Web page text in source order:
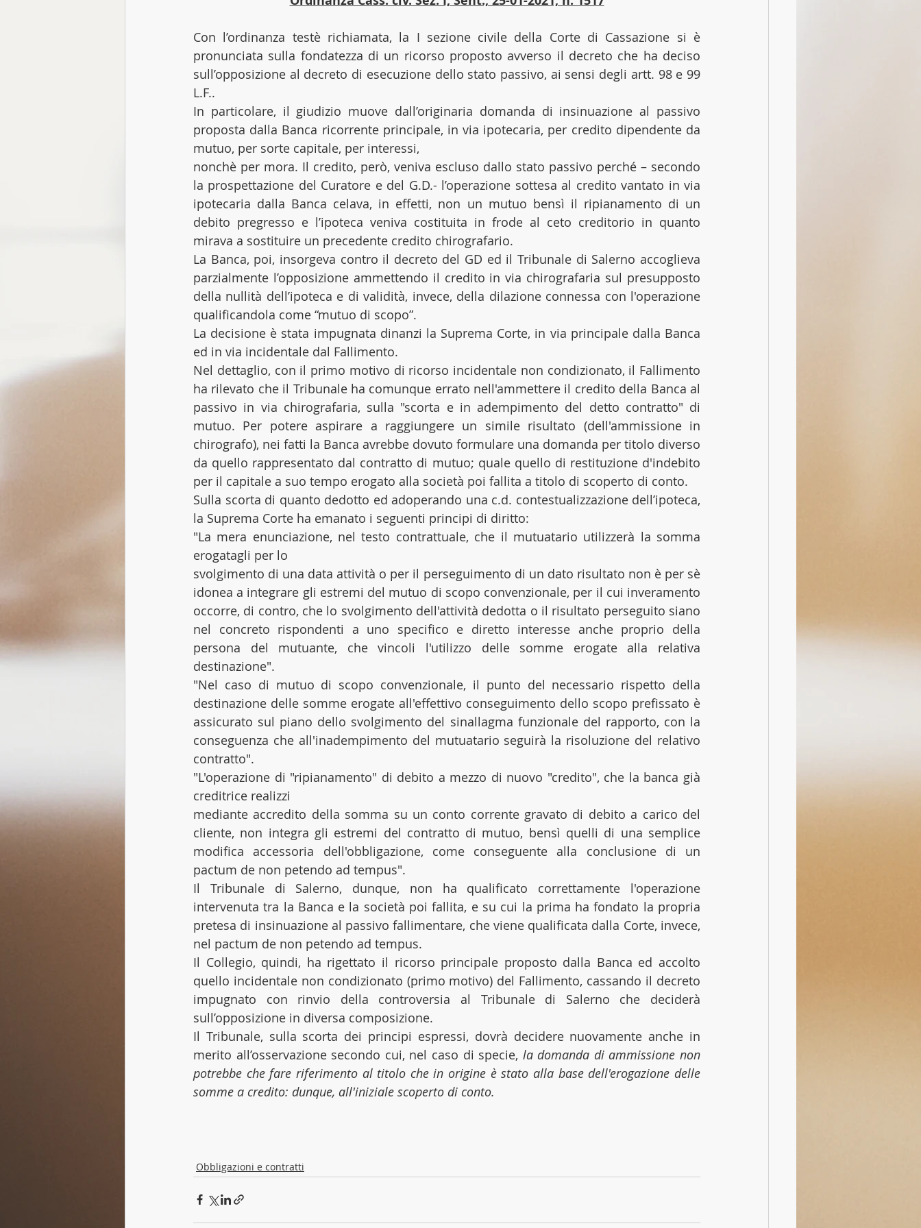
Con l’ordinanza testè richiamata, la I sezione civile della Corte di Cassazione si è
pronunciata sulla fondatezza di un ricorso proposto avverso il decreto che ha deciso
sull’opposizione al decreto di esecuzione dello stato passivo, ai sensi degli artt. 98 e 99
L.F..
In particolare, il giudizio muove dall’originaria domanda di insinuazione al passivo
proposta dalla Banca ricorrente principale, in via ipotecaria, per credito dipendente da
mutuo, per sorte capitale, per interessi,
nonchè per mora. Il credito, però, veniva escluso dallo stato passivo perché – secondo
la prospettazione del Curatore e del G.D.- l’operazione sottesa al credito vantato in via
ipotecaria dalla Banca celava, in effetti, non un mutuo bensì il ripianamento di un
debito pregresso e l’ipoteca veniva costituita in frode al ceto creditorio in quanto
mirava a sostituire un precedente credito chirografario.
La Banca, poi, insorgeva contro il decreto del GD ed il Tribunale di Salerno accoglieva
parzialmente l’opposizione ammettendo il credito in via chirografaria sul presupposto
della nullità dell’ipoteca e di validità, invece, della dilazione connessa con l'operazione
qualificandola come “mutuo di scopo”.
La decisione è stata impugnata dinanzi la Suprema Corte, in via principale dalla Banca
ed in via incidentale dal Fallimento.
Nel dettaglio, con il primo motivo di ricorso incidentale non condizionato, il Fallimento
ha rilevato che il Tribunale ha comunque errato nell'ammettere il credito della Banca al
passivo in via chirografaria, sulla "scorta e in adempimento del detto contratto" di
mutuo. Per potere aspirare a raggiungere un simile risultato (dell'ammissione in
chirografo), nei fatti la Banca avrebbe dovuto formulare una domanda per titolo diverso
da quello rappresentato dal contratto di mutuo; quale quello di restituzione d'indebito
per il capitale a suo tempo erogato alla società poi fallita a titolo di scoperto di conto.
Sulla scorta di quanto dedotto ed adoperando una c.d. contestualizzazione dell’ipoteca,
la Suprema Corte ha emanato i seguenti principi di diritto:
"La mera enunciazione, nel testo contrattuale, che il mutuatario utilizzerà la somma
erogatagli per lo
svolgimento di una data attività o per il perseguimento di un dato risultato non è per sè
idonea a integrare gli estremi del mutuo di scopo convenzionale, per il cui inveramento
occorre, di contro, che lo svolgimento dell'attività dedotta o il risultato perseguito siano
nel concreto rispondenti a uno specifico e diretto interesse anche proprio della
persona del mutuante, che vincoli l'utilizzo delle somme erogate alla relativa
destinazione".
"Nel caso di mutuo di scopo convenzionale, il punto del necessario rispetto della
destinazione delle somme erogate all'effettivo conseguimento dello scopo prefissato è
assicurato sul piano dello svolgimento del sinallagma funzionale del rapporto, con la
conseguenza che all'inadempimento del mutuatario seguirà la risoluzione del relativo
contratto".
"L'operazione di "ripianamento" di debito a mezzo di nuovo "credito", che la banca già
creditrice realizzi
mediante accredito della somma su un conto corrente gravato di debito a carico del
cliente, non integra gli estremi del contratto di mutuo, bensì quelli di una semplice
modifica accessoria dell'obbligazione, come conseguente alla conclusione di un
pactum de non petendo ad tempus".
Il Tribunale di Salerno, dunque, non ha qualificato correttamente l'operazione
intervenuta tra la Banca e la società poi fallita, e su cui la prima ha fondato la propria
pretesa di insinuazione al passivo fallimentare, che viene qualificata dalla Corte, invece,
nel pactum de non petendo ad tempus.
Il Collegio, quindi, ha rigettato il ricorso principale proposto dalla Banca ed accolto
quello incidentale non condizionato (primo motivo) del Fallimento, cassando il decreto
impugnato con rinvio della controversia al Tribunale di Salerno che deciderà
sull’opposizione in diversa composizione.
Il Tribunale, sulla scorta dei principi espressi, dovrà decidere nuovamente anche in
merito all’osservazione secondo cui, nel caso di specie, la domanda di ammissione non
potrebbe che fare riferimento al titolo che in origine è stato alla base dell'erogazione delle
somme a credito: dunque, all'iniziale scoperto di conto.
Obbligazioni e contratti